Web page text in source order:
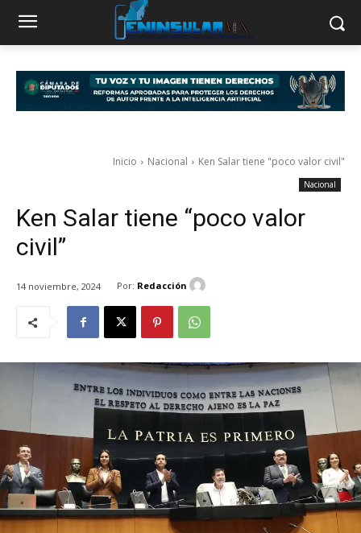
Inicio Nacional Ken Salar tiene "poco valor civil"
Nacional
Ken Salar tiene “poco valor
civil”
14 noviembre, 2024 Por: Redacción